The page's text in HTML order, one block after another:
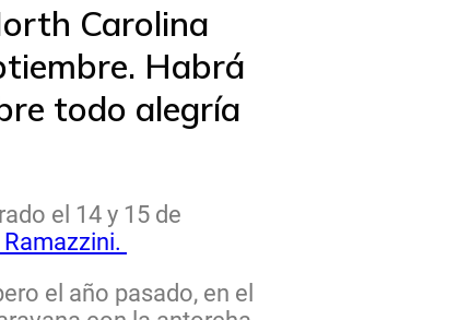
Carolina
Habrá
todo alegría
el 14 y 15 de
el año pasado, en el